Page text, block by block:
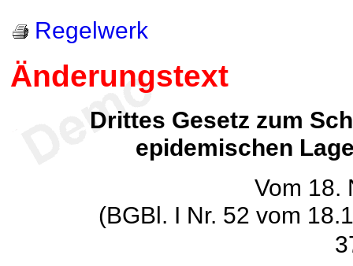
Regelwerk
Änderungstext
Drittes Gesetz zum
epidemischen
Vom 18.
(BGBl. I Nr. 52 vom